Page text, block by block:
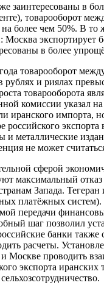
заинтересованы в
товарооборот
на более чем 50%. В
Москва
в более
товарооборот
рублях и риялах
товарооборота
комиссии указал
иранского импорта,
российского
и металлические
не может
сферой
максимальный
Запада.
платёжных систем).
передачи
шаг позволил
банки
расчеты.
и Москве проводить
экспорта